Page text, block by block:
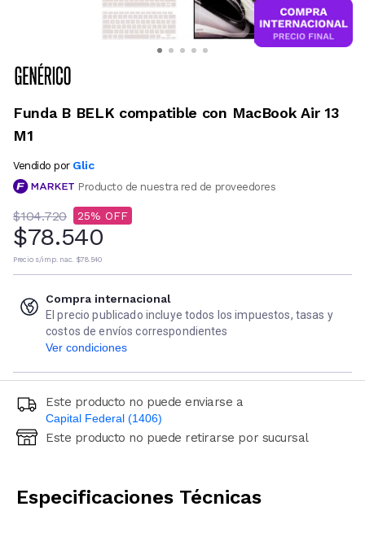
Funda B BELK compatible con MacBook Air 13
M1
Vendido por Glic
Producto de nuestra red de proveedores
$104.720 25
$78.540
Precio s/imp. nac. $78.540
Compra internacional
El precio publicado incluye todos los impuestos, tasas y
costos de envíos correspondientes
Ver condiciones
Este producto no puede enviarse a
Capital Federal (1406)
Ingresá código postal (sólo números)
Este producto no puede retirarse por sucursal
Especificaciones Técnicas